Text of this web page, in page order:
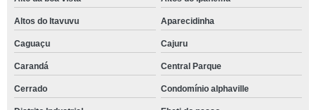
Altos do Itavuvu Aparecidinha
Caguaçu Cajuru
Carandá Central Parque
Cerrado Condomínio alphaville